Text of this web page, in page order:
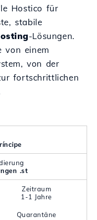
Hostico für
stabile
-Lösungen.
von einem
von der
fortschrittlichen
.st
Zeitraum
1-1 Jahre
Quarantäne